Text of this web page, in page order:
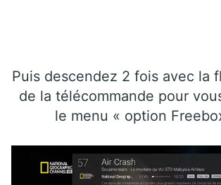
Puis descendez 2 fois avec la
de la télécommande pour
le menu « option